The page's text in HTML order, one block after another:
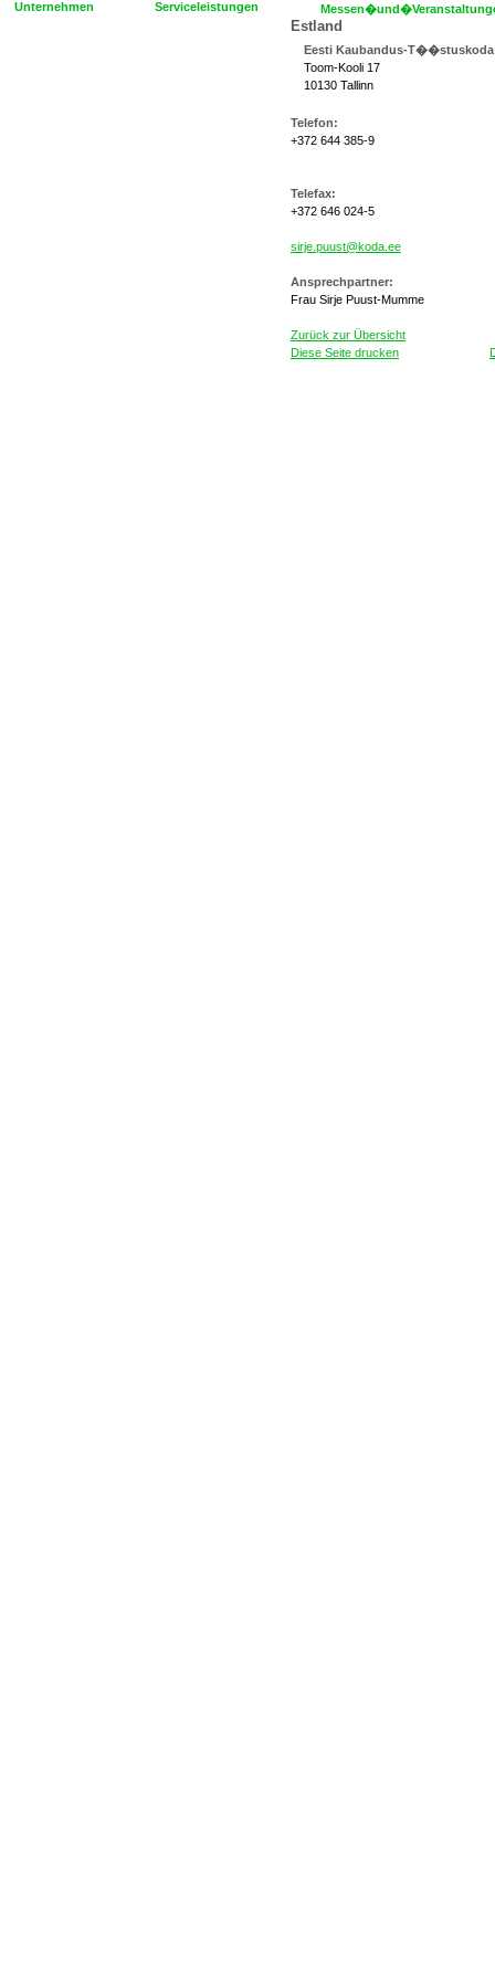
Unternehmen Serviceleistungen
Estland
Eesti Kaubandus-T��stuskoda
Toom-Kooli 17
10130 Tallinn
Telefon:
+372 644 385-9
Telefax:
+372 646 024-5
sirje.puust@koda.ee
Ansprechpartner:
Frau Sirje Puust-Mumme
Zurück zur Übersicht
Diese Seite drucken